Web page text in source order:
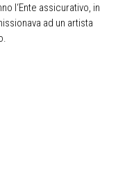
l‘Ente assicurativo, in
ad un artista